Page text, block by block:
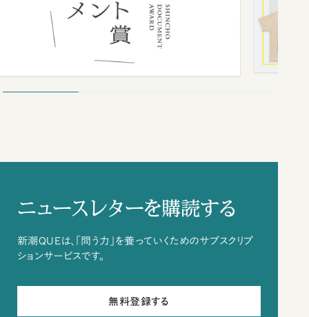
ニュースレターを購読する
新潮QUEは、「問う力」を養っていくためのサブスクリプ
ションサービスです。
無料登録する